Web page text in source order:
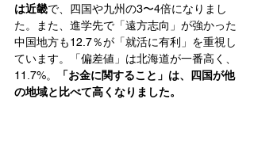
は近畿で、四国や九州の3〜4倍になりまし
た。また、進学先で「遠方志向」が強かった
中国地方も12.7％が「就活に有利」を重視し
ています。「偏差値」は北海道が一番高く、
11.7%。
「お金に関すること」は、四国が他
の地域と比べて高くなりました。